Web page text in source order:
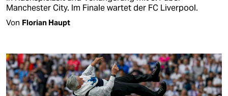
Manchester City. Im Finale wartet der FC Liverpool.
Von Florian Haupt